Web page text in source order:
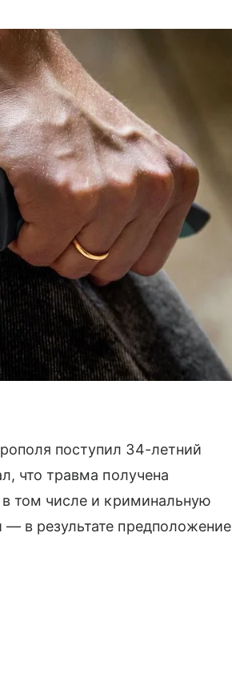
поступил 34-летний
что травма получена
том числе и криминальную
в результате предположение